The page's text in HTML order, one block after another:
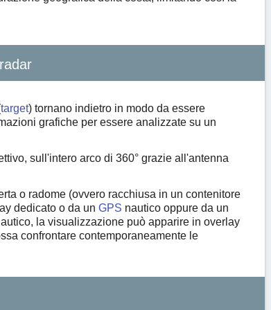
target) tornano indietro in modo da essere
grafiche per essere analizzate su un
sull'intero arco di 360° grazie all'antenna
o radome (ovvero racchiusa in un contenitore
dedicato o da un GPS nautico oppure da un
la visualizzazione può apparire in overlay
confrontare contemporaneamente le